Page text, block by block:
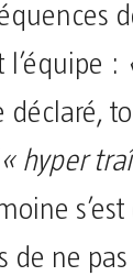
:
déclaré,
« hyper
s’est
de ne